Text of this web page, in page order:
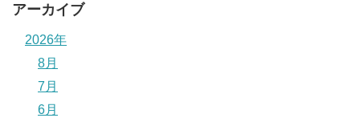
アーカイブ
2026年
8月
7月
6月